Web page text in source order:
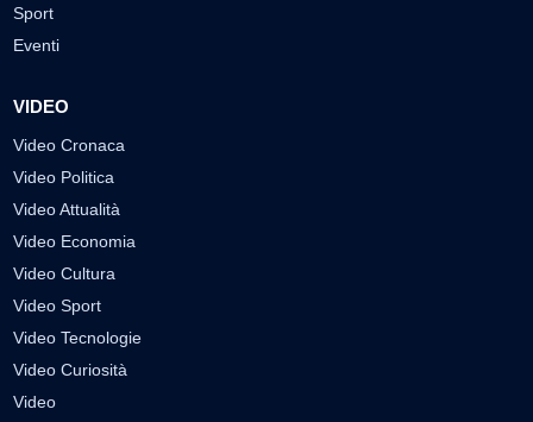
Sport
Eventi
VIDEO
Video Cronaca
Video Politica
Video Attualità
Video Economia
Video Cultura
Video Sport
Video Tecnologie
Video Curiosità
Video